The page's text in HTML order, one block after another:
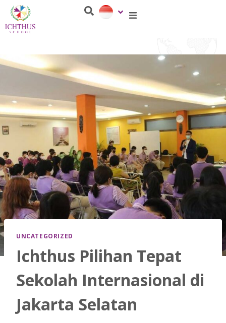
UNCATEGORIZED
Ichthus Pilihan Tepat
Sekolah Internasional di
Jakarta Selatan